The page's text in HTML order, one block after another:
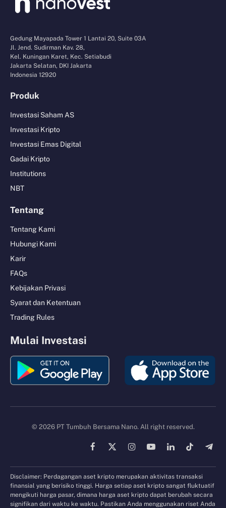
Gedung Mayapada Tower 1 Lantai 20, Suite 03A
Jl. Jend. Sudirman Kav. 28,
Kel. Kuningan Karet, Kec. Setiabudi
Jakarta Selatan, DKI Jakarta
Indonesia 12920
Produk
Investasi Saham AS
Investasi Kripto
Investasi Emas Digital
Gadai Kripto
Institutions
NBT
Tentang
Tentang Kami
Hubungi Kami
Karir
FAQs
Kebijakan Privasi
Syarat dan Ketentuan
Trading Rules
Mulai Investasi
© 2026 PT Tumbuh Bersama Nano. All right reserved.
Facebook
X
InstagramYouTubeLinkedInTikTok
Disclaimer: Perdagangan aset kripto merupakan aktivitas transaksi
finansial yang berisiko tinggi. Harga setiap aset kripto sangat fluktuatif
mengikuti harga pasar, dimana harga aset kripto dapat berubah secara
signifikan dari waktu ke waktu. Pastikan Anda menggunakan riset Anda